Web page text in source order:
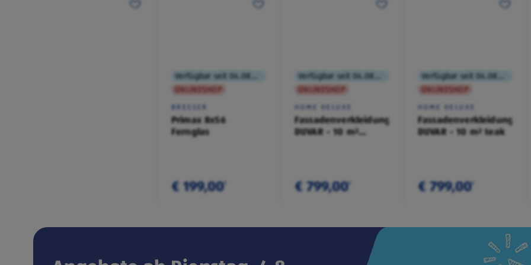
ONLINESHOP
BRESSER
Primax 8x56
Fernglas
€ 199,00¹
ONLINESHOP
HOME DELUXE
Fassadenverkleidung
DUVAR - 10 m²
€ 799,00¹
ONLINESHOP
HOME DELUXE
Fassadenverkleidung
DUVAR - 10 m² teak
€ 799,00¹